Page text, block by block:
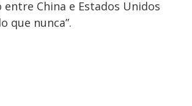
entre China e Estados Unidos
que nunca”.